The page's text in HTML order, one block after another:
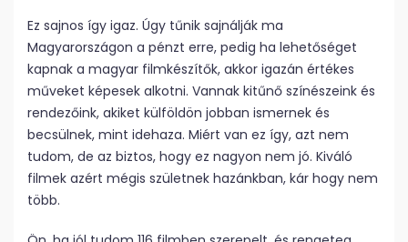
Ez sajnos így igaz. Úgy tűnik sajnálják ma
Magyarországon a pénzt erre, pedig ha lehetőséget
kapnak a magyar filmkészítők, akkor igazán értékes
műveket képesek alkotni. Vannak kitűnő színészeink és
rendezőink, akiket külföldön jobban ismernek és
becsülnek, mint idehaza. Miért van ez így, azt nem
tudom, de az biztos, hogy ez nagyon nem jó. Kiváló
filmek azért mégis születnek hazánkban, kár hogy nem
több.